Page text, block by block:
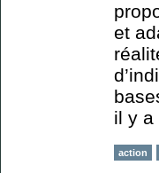
et
il y a
action